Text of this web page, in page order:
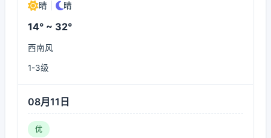
晴 晴
14° ~ 32°
西南风
1-3级
08月11日
优